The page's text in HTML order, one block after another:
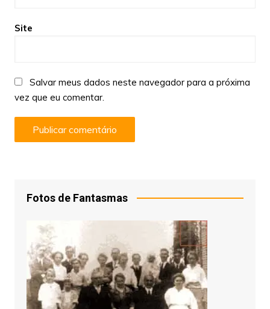
Site
Salvar meus dados neste navegador para a próxima
vez que eu comentar.
Fotos de Fantasmas